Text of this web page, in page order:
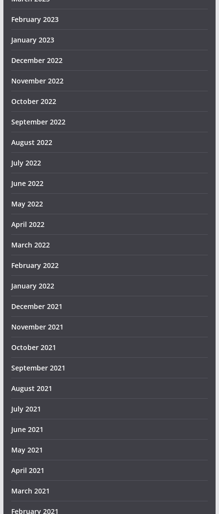
February 2023
January 2023
December 2022
November 2022
October 2022
September 2022
August 2022
July 2022
June 2022
May 2022
April 2022
March 2022
February 2022
January 2022
December 2021
November 2021
October 2021
September 2021
August 2021
July 2021
June 2021
May 2021
April 2021
March 2021
February 2021